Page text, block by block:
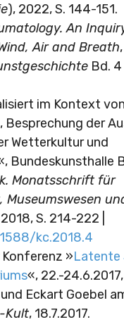
), 2022, S. 144-151.
An
Air and Breath
Bd. 4
im Kontext
Besprechung der
Wetterkultur und
Bundeskunsthalle
Monatsschrift für
S. 214-222 |
kc.2018.4
»Latente
«, 22.-
Eckart Goebel
Kult, 18.7.2017.